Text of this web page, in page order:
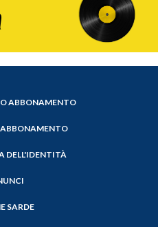
ABBONAMENTO
DELL'IDENTITÀ
SARDE